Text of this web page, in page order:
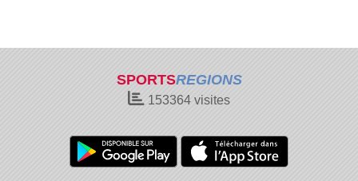
SPORTSREGIONS
153364 visites